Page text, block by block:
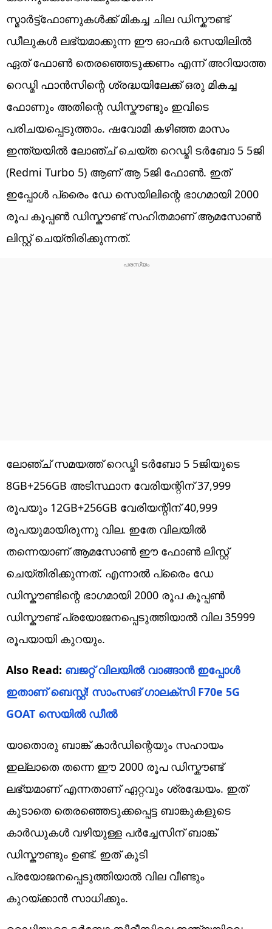
സ്മാർട്ട്ഫോണുകൾക്ക് മികച്ച ചില ഡിസ്കൗണ്ട്
ഡീലുകൾ ലഭ്യമാക്കുന്ന ഈ ഓഫർ സെയിലിൽ
ഏത് ഫോൺ തെരഞ്ഞെടുക്കണം എന്ന് അ‌റിയാത്ത
റെഡ്മി ഫാൻസിന്റെ ശ്രദ്ധയിലേക്ക് ഒരു മികച്ച
ഫോണും അ‌തിന്റെ ഡിസ്കൗണ്ടും ഇവിടെ
പരിചയപ്പെടുത്താം. ഷവോമി കഴിഞ്ഞ മാസം
ഇന്ത്യയിൽ ലോഞ്ച് ചെയ്ത റെഡ്മി ടർബോ 5 5ജി
(Redmi Turbo 5) ആണ് ആ 5ജി ഫോൺ. ഇത്
ഇപ്പോൾ ​പ്രൈം ഡേ സെയിലിന്റെ ഭാഗമായി 2000
രൂപ കൂപ്പൺ ഡിസ്കൗണ്ട് സഹിതമാണ് ആമസോൺ
ലിസ്റ്റ് ചെയ്തിരിക്കുന്നത്.
ലോഞ്ച് സമയത്ത് റെഡ്മി ടർബോ 5 5ജിയുടെ
8GB+256GB അ‌ടിസ്ഥാന വേരിയന്റിന് 37,999
രൂപയും 12GB+256GB വേരിയന്റിന് 40,999
രൂപയുമായിരുന്നു വില. ഇതേ വിലയിൽ
തന്നെയാണ് ആമസോൺ ഈ ഫോൺ ലിസ്റ്റ്
ചെയ്തിരിക്കുന്നത്. എന്നാൽ ​പ്രൈം ഡേ
ഡിസ്കൗണ്ടിന്റെ ഭാഗമായി 2000 രൂപ കൂപ്പൺ
ഡിസ്കൗണ്ട് പ്രയോജനപ്പെടുത്തിയാൽ വില 35999
രൂപയായി കുറയും.
Also Read: ബജറ്റ് വിലയിൽ വാങ്ങാൻ ഇപ്പോൾ
ഇതാണ് ബെസ്റ്റ്! ​സാംസങ് ഗാലക്സി F70e 5G
GOAT സെയിൽ ഡീൽ
യാതൊരു ബാങ്ക് കാർഡിന്റെയും സഹായം
ഇല്ലാതെ തന്നെ ഈ 2000 രൂപ ഡിസ്കൗണ്ട്
ലഭ്യമാണ് എന്നതാണ് ഏറ്റവും ശ്രദ്ധേയം. ഇത്
കൂടാതെ തെരഞ്ഞെടുക്കപ്പെട്ട ബാങ്കുകളുടെ
കാർഡുകൾ വഴിയുള്ള പർച്ചേസിന് ബാങ്ക്
ഡിസ്കൗണ്ടും ഉണ്ട്. ഇത് കൂടി
പ്രയോജനപ്പെടുത്തിയാൽ വില വീണ്ടും
കുറയ്ക്കാൻ സാധിക്കും.